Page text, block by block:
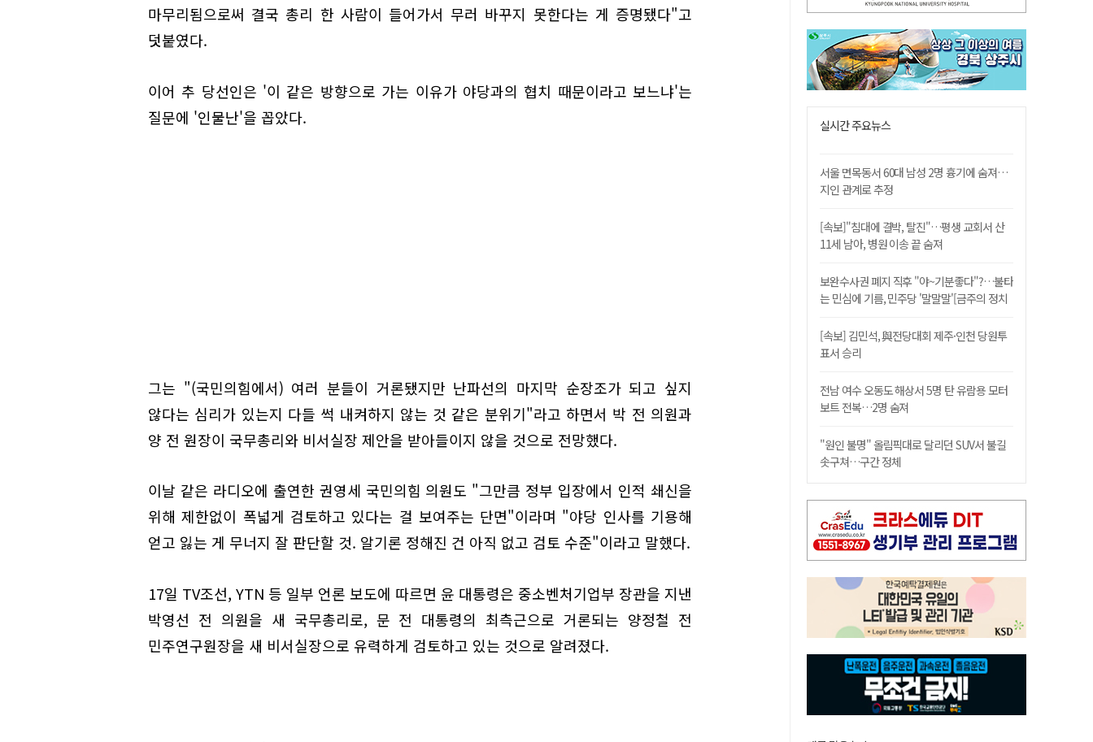
마무리됨으로써 결국 총리 한 사람이 들어가서 무러 바꾸지 못한다는 게 증명됐다"고
덧붙였다.
이어 추 당선인은 '이 같은 방향으로 가는 이유가 야당과의 협치 때문이라고 보느냐'는
질문에 '인물난'을 꼽았다.
그는 "(국민의힘에서) 여러 분들이 거론됐지만 난파선의 마지막 순장조가 되고 싶지
않다는 심리가 있는지 다들 썩 내켜하지 않는 것 같은 분위기"라고 하면서 박 전 의원과
양 전 원장이 국무총리와 비서실장 제안을 받아들이지 않을 것으로 전망했다.
이날 같은 라디오에 출연한 권영세 국민의힘 의원도 "그만큼 정부 입장에서 인적 쇄신을
위해 제한없이 폭넓게 검토하고 있다는 걸 보여주는 단면"이라며 "야당 인사를 기용해
얻고 잃는 게 무너지 잘 판단할 것. 알기론 정해진 건 아직 없고 검토 수준"이라고 말했다.
17일 TV조선, YTN 등 일부 언론 보도에 따르면 윤 대통령은 중소벤처기업부 장관을 지낸
박영선 전 의원을 새 국무총리로, 문 전 대통령의 최측근으로 거론되는 양정철 전
민주연구원장을 새 비서실장으로 유력하게 검토하고 있는 것으로 알려졌다.
실시간 주요뉴스
서울 면목동서 60대 남성 2명 흉기에 숨져…
지인 관계로 추정
[속보]"침대에 결박, 탈진"…평생 교회서 산
11세 남아, 병원 이송 끝 숨져
보완수사권 폐지 직후 "야~기분좋다"?…불타
는 민심에 기름, 민주당 '말말말'[금주의 정치
[속보] 김민석, 與전당대회 제주·인천 당원투
표서 승리
전남 여수 오동도 해상서 5명 탄 유람용 모터
보트 전복…2명 숨져
"원인 불명" 올림픽대로 달리던 SUV서 불길
솟구쳐…구간 정체